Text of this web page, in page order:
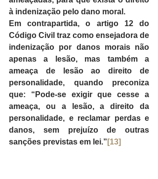
à indenização pelo dano moral.
Em contrapartida, o artigo 12 do
Código Civil traz como ensejadora de
indenização por danos morais não
apenas a lesão, mas também a
ameaça de lesão ao direito de
personalidade, quando preconiza
que: “ Pode-se exigir que cesse a
ameaça, ou a lesão, a direito da
personalidade, e reclamar perdas e
danos, sem prejuízo de outras
sanções previstas em lei.” [13]